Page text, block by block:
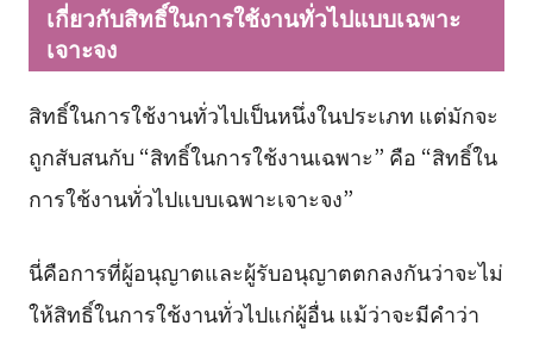
เกี่ยวกับสิทธิ์ในการใช้งานทั่วไปแบบเฉพาะ
เจาะจง
สิทธิ์ในการใช้งานทั่วไปเป็นหนึ่งในประเภท แต่มักจะ
ถูกสับสนกับ “สิทธิ์ในการใช้งานเฉพาะ” คือ “สิทธิ์ใน
การใช้งานทั่วไปแบบเฉพาะเจาะจง”
นี่คือการที่ผู้อนุญาตและผู้รับอนุญาตตกลงกันว่าจะไม่
ให้สิทธิ์ในการใช้งานทั่วไปแก่ผู้อื่น แม้ว่าจะมีคำว่า